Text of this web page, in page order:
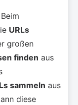
URLs
großen
finden aus
sammeln aus
diese